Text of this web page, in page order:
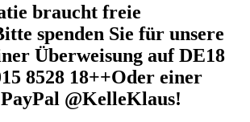
braucht freie
spenden Sie für unsere
Überweisung auf DE18
8528 18++Oder einer
@KelleKlaus!